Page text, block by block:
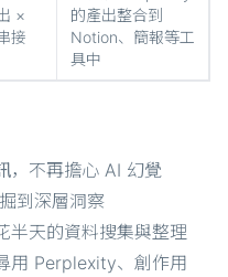
×
接
的產出整合到
Notion、簡報等工
具中
，不再擔心 AI 幻覺
到深層洞察
半天的資料搜集與整理
用 Perplexity、創作用